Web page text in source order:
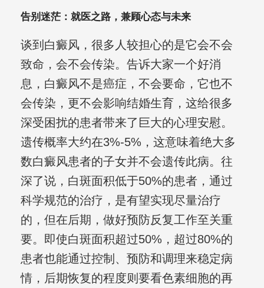
告别迷茫：就医之路，兼顾心态与未来
谈到白癜风，很多人较担心的是它会不会
致命，会不会传染。告诉大家一个好消
息，白癜风不是癌症，不会要命，它也不
会传染，更不会影响结婚生育，这给很多
深受困扰的患者带来了巨大的心理安慰。
遗传概率大约在3%-5%，这意味着绝大多
数白癜风患者的子女并不会遗传此病。往
深了说，白斑面积低于50%的患者，通过
科学规范的治疗，是有望实现尽量治疗
的，但在后期，做好预防反复工作至关重
要。即使白斑面积超过50%，超过80%的
患者也能通过控制、预防和调理来稳定病
情，后期恢复的程度则要看色素细胞的再